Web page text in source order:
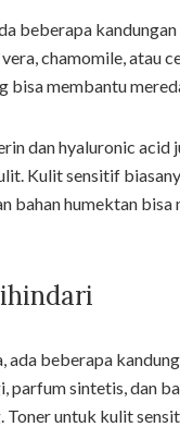
beberapa
chamomile, atau
bisa membantu
dan hyaluronic acid
Kulit sensitif
bahan humektan
beberapa
parfum sintetis, dan
Toner untuk kulit